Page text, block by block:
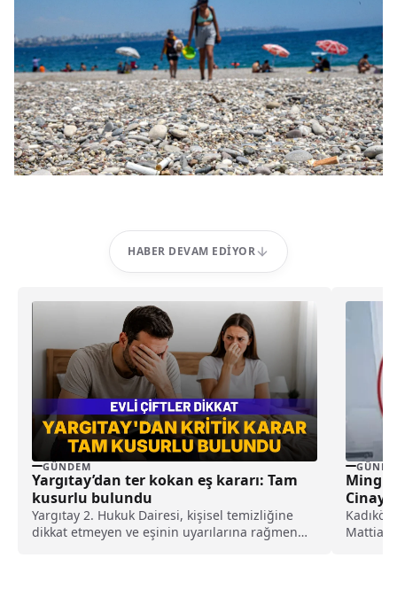
HABER DEVAM EDIYOR
GÜNDEM
Yargıtay’dan ter kokan eş kararı: Tam
kusurlu bulundu
Yargıtay 2. Hukuk Dairesi, kişisel temizliğine
dikkat etmeyen ve eşinin uyarılarına rağmen
Serbest
Mattia